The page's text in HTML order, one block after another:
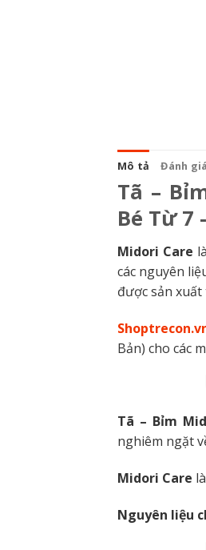
Mô tả Đánh
Tã –
Bé Từ 7
Midori Care
các nguyên
được sản
Bản) cho các
Tã – Bỉm
nghiêm ngặt
Midori Care
Nguyên liệu